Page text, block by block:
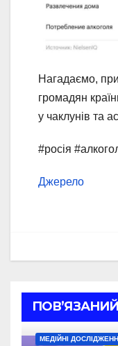
Нагадаємо,
громадян
у чаклунів та
#росія
Джерело
МЕДІЙНІ